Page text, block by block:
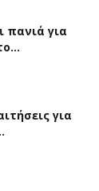
πανιά για
για